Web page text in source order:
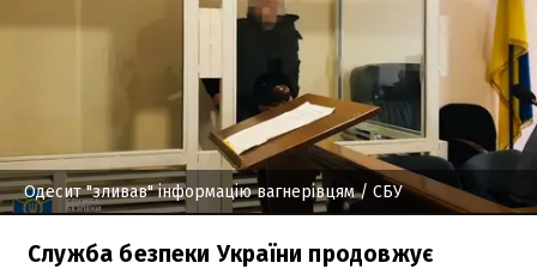
Одесит "зливав" інформацію вагнерівцям/ СБУ
Служба безпеки України продовжує